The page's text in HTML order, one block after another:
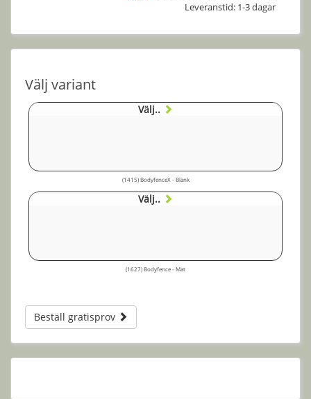
Leveranstid: 1-3 dagar
Välj variant
Välj..
(1415) BodyfenceX - Blank
Välj..
(1627) Bodyfence - Mat
Beställ gratisprov